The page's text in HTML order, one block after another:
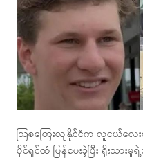
သြစတြေးလျနိုင်ငံက လူငယ်လ
ပိုင်ရှင်ထံ ပြန်ပေးခဲ့ပြီး ရိုးသား